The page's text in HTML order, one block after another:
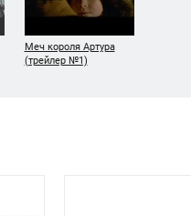
Меч короля Артура
(трейлер №1)